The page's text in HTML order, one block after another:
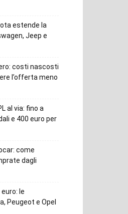
estende la
Jeep e
costi nascosti
l’offerta meno
al via: fino a
e 400 euro per
come
dagli
le
Peugeot e Opel